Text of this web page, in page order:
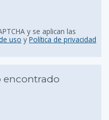
y se aplican las
uso yPolítica de privacidad
encontrado